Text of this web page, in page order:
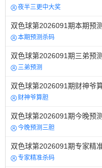
夜半三更中大奖
双色球第2026091期本期预
本期预测杀码
双色球第2026091期三弟预测
三弟预测
财神爷算胆
双色球第2026091期今晚预
今晚预测三胆
双色球第2026091期专家精
专家精准杀码